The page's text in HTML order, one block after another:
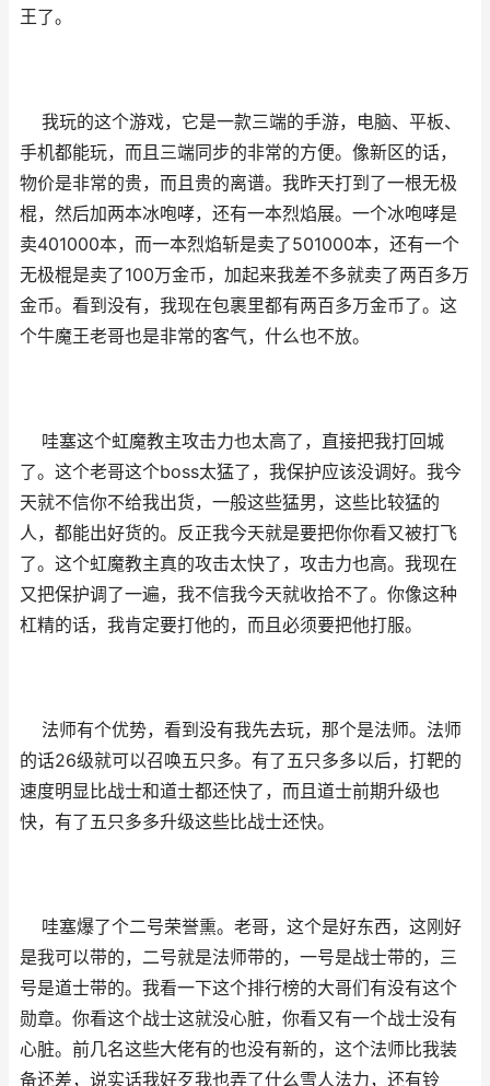
王了。
我玩的这个游戏，它是一款三端的手游，电脑、平板、
手机都能玩，而且三端同步的非常的方便。像新区的话，
物价是非常的贵，而且贵的离谱。我昨天打到了一根无极
棍，然后加两本冰咆哮，还有一本烈焰展。一个冰咆哮是
卖401000本，而一本烈焰斩是卖了501000本，还有一个
无极棍是卖了100万金币，加起来我差不多就卖了两百多万
金币。看到没有，我现在包裹里都有两百多万金币了。这
个牛魔王老哥也是非常的客气，什么也不放。
哇塞这个虹魔教主攻击力也太高了，直接把我打回城
了。这个老哥这个boss太猛了，我保护应该没调好。我今
天就不信你不给我出货，一般这些猛男，这些比较猛的
人，都能出好货的。反正我今天就是要把你你看又被打飞
了。这个虹魔教主真的攻击太快了，攻击力也高。我现在
又把保护调了一遍，我不信我今天就收拾不了。你像这种
杠精的话，我肯定要打他的，而且必须要把他打服。
法师有个优势，看到没有我先去玩，那个是法师。法师
的话26级就可以召唤五只多。有了五只多多以后，打靶的
速度明显比战士和道士都还快了，而且道士前期升级也
快，有了五只多多升级这些比战士还快。
哇塞爆了个二号荣誉熏。老哥，这个是好东西，这刚好
是我可以带的，二号就是法师带的，一号是战士带的，三
号是道士带的。我看一下这个排行榜的大哥们有没有这个
勋章。你看这个战士这就没心脏，你看又有一个战士没有
心脏。前几名这些大佬有的也没有新的，这个法师比我装
备还差，说实话我好歹我也弄了什么雪人法力，还有铃